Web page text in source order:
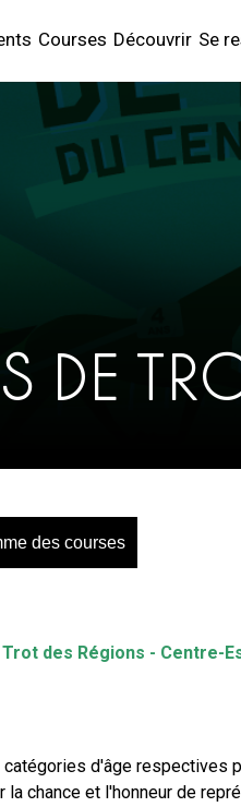
Courses Découvrir Se
DE
des courses
des Régions - Centre-
d'âge respectives
chance et l'honneur de